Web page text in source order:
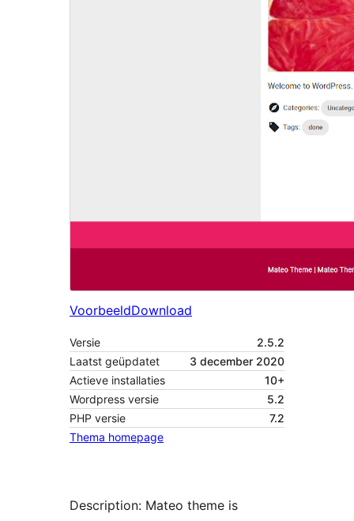
VoorbeeldDownload
Versie
2.5.2
Laatst geüpdatet
3 december 2020
Actieve installaties
10+
Wordpress versie
5.2
PHP versie
7.2
Thema homepage
Description: Mateo theme is